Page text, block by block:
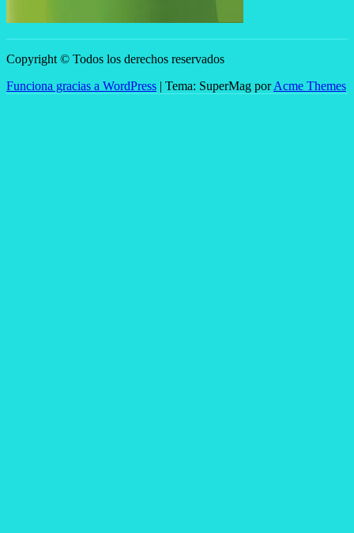
Copyright © Todos los derechos reservados
Funciona gracias a WordPress | Tema: SuperMag porAcme Themes